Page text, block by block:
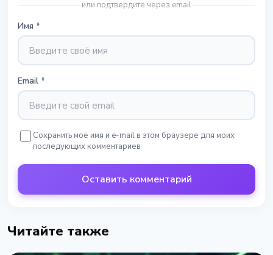
или подтвердите через email
Имя *
Email *
Сохранить моё имя и e-mail в этом браузере для моих
последующих комментариев
Оставить комментарий
Читайте также